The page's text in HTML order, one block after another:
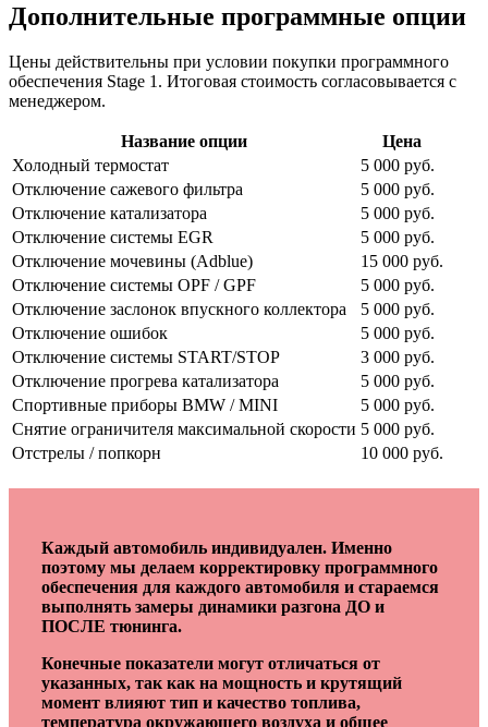
Дополнительные программные опции
Цены действительны при условии покупки программного
обеспечения Stage 1. Итоговая стоимость согласовывается с
менеджером.
Название опции
Цена
Холодный термостат
5 000 руб.
Отключение сажевого фильтра
5 000 руб.
Отключение катализатора
5 000 руб.
Отключение системы EGR
5 000 руб.
Отключение мочевины (Adblue)
15 000 руб.
Отключение системы OPF / GPF
5 000 руб.
Отключение заслонок впускного коллектора
5 000 руб.
Отключение ошибок
5 000 руб.
Отключение системы START/STOP
3 000 руб.
Отключение прогрева катализатора
5 000 руб.
Спортивные приборы BMW / MINI
5 000 руб.
Снятие ограничителя максимальной скорости 5 000 руб.
Отстрелы / попкорн
10 000 руб.
Каждый автомобиль индивидуален. Именно
поэтому мы делаем корректировку программного
обеспечения для каждого автомобиля и стараемся
выполнять замеры динамики разгона ДО и
ПОСЛЕ тюнинга.
Конечные показатели могут отличаться от
указанных, так как на мощность и крутящий
момент влияют тип и качество топлива,
температура окружающего воздуха и общее